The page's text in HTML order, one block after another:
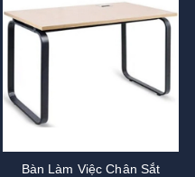
Bàn Làm Việc Chân Sắt